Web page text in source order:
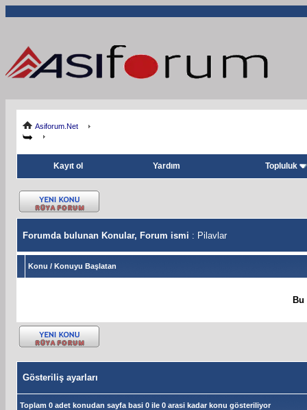
Asiforum.Net
Kayıt ol Yardım Topluluk
Forumda bulunan Konular, Forum ismi : Pilavlar
Konu / Konuyu Başlatan
Bu
Gösteriliş ayarları
Toplam 0 adet konudan sayfa basi 0 ile 0 arasi kadar konu gösteriliyor